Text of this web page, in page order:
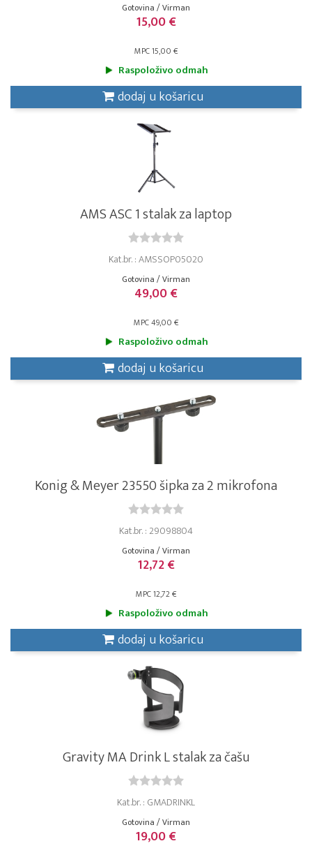
Gotovina / Virman
15,00 €
MPC 15,00 €
Raspoloživo odmah
dodaj u košaricu
AMS ASC 1 stalak za laptop
Kat.br. : AMSSOP05020
Gotovina / Virman
49,00 €
MPC 49,00 €
Raspoloživo odmah
dodaj u košaricu
Konig & Meyer 23550 šipka za 2 mikrofona
Kat.br. : 29098804
Gotovina / Virman
12,72 €
MPC 12,72 €
Raspoloživo odmah
dodaj u košaricu
Gravity MA Drink L stalak za čašu
Kat.br. : GMADRINKL
Gotovina / Virman
19,00 €